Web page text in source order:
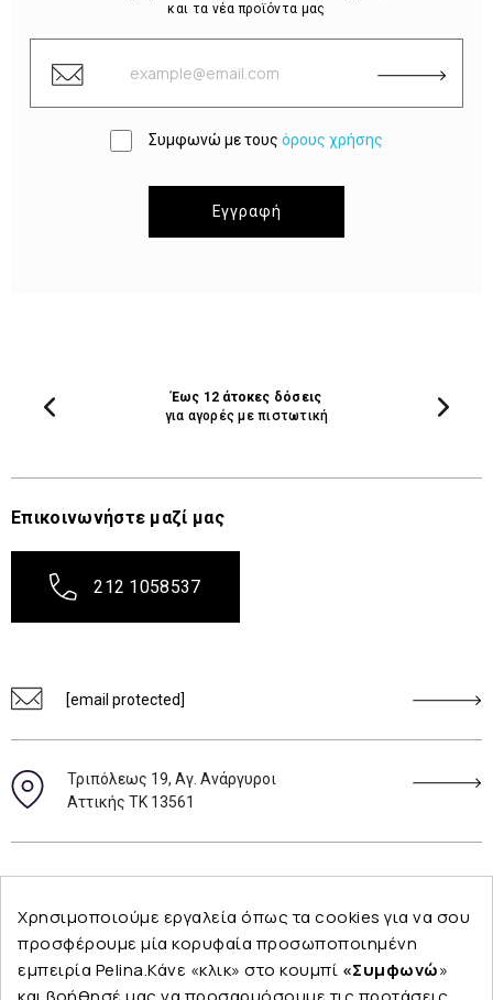
και τα νέα προϊόντα μας
Συμφωνώ με τους όρους χρήσης
Εγγραφή
Έως 12 άτοκες δόσεις
για αγορές με πιστωτική
Επικοινωνήστε μαζί μας
212 1058537
[email protected]
Τριπόλεως 19, Αγ. Ανάργυροι
Αττικής ΤΚ 13561
Χρησιμοποιούμε εργαλεία όπως τα cookies για να σου
προσφέρουμε μία κορυφαία προσωποποιημένη
εμπειρία Pelina.Κάνε «κλικ» στο κουμπί «Συμφωνώ»